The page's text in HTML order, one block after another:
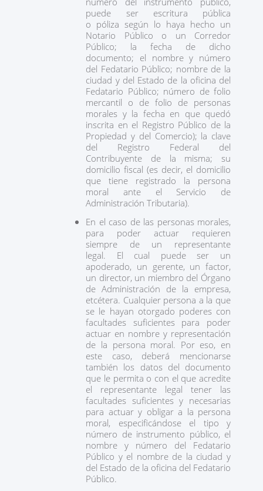
puede ser escritura pública
o póliza según lo haya hecho un
Notario Público o un Corredor
Público; la fecha de dicho
documento; el nombre y número
del Fedatario Público; nombre de la
ciudad y del Estado de la oficina del
Fedatario Público; número de folio
mercantil o de folio de personas
morales y la fecha en que quedó
inscrita en el Registro Público de la
Propiedad y del Comercio); la clave
del Registro Federal del
Contribuyente de la misma; su
domicilio fiscal (es decir, el domicilio
que tiene registrado la persona
moral ante el Servicio de
Administración Tributaria).
En el caso de las personas morales,
para poder actuar requieren
siempre de un representante
legal. El cual puede ser un
apoderado, un gerente, un factor,
un director, un miembro del Órgano
de Administración de la empresa,
etcétera. Cualquier persona a la que
se le hayan otorgado poderes con
facultades suficientes para poder
actuar en nombre y representación
de la persona moral. Por eso, en
este caso, deberá mencionarse
también los datos del documento
que le permita o con el que acredite
el representante legal tener las
facultades suficientes y necesarias
para actuar y obligar a la persona
moral, especificándose el tipo y
número de instrumento público, el
nombre y número del Fedatario
Público y el nombre de la ciudad y
del Estado de la oficina del Fedatario
Público.